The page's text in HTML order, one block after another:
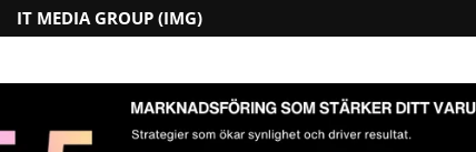
IT MEDIA GROUP (IMG)